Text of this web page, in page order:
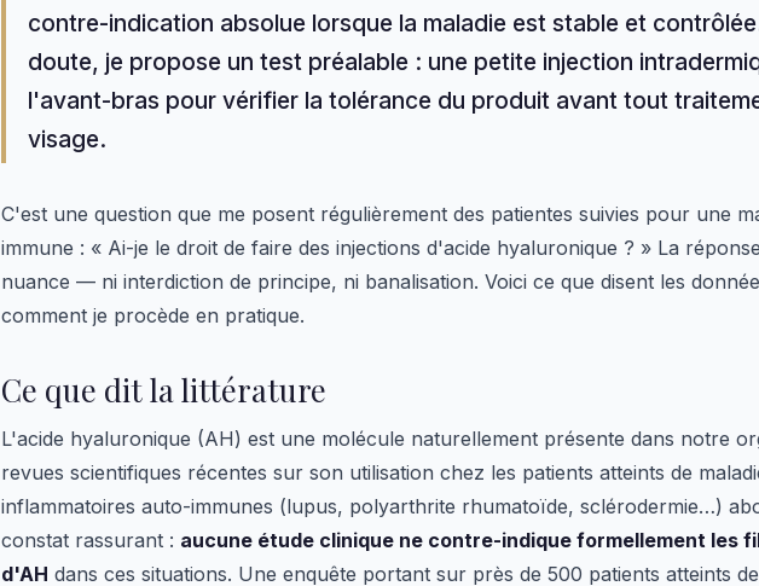
contre-indication absolue lorsque la maladie est stable et
doute, je propose un test préalable : une petite injection
l'avant-bras pour vérifier la tolérance du produit avant tout
visage.
C'est une question que me posent régulièrement des patientes suivies pour une
immune : « Ai-je le droit de faire des injections d'acide hyaluronique ? » La
nuance — ni interdiction de principe, ni banalisation. Voici ce que disent les
comment je procède en pratique.
Ce que dit la littérature
L'acide hyaluronique (AH) est une molécule naturellement présente dans notre
revues scientifiques récentes sur son utilisation chez les patients atteints de
inflammatoires auto-immunes (lupus, polyarthrite rhumatoïde, sclérodermie…)
constat rassurant : aucune étude clinique ne contre-indique formellement les
d'AH dans ces situations. Une enquête portant sur près de 500 patients atteints